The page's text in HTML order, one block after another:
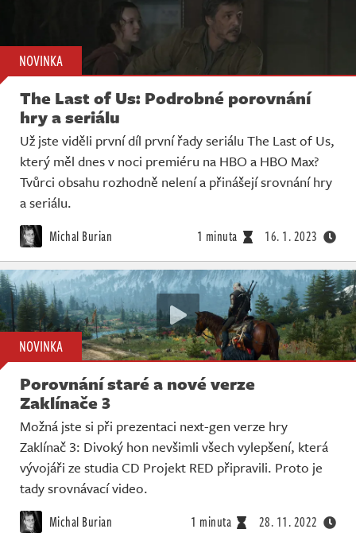
NOVINKA
The Last of Us: Podrobné porovnání
hry a seriálu
Už jste viděli první díl první řady seriálu The Last of Us,
který měl dnes v noci premiéru na HBO a HBO Max?
Tvůrci obsahu rozhodně nelení a přinášejí srovnání hry
a seriálu.
Michal Burian 1 minuta 16. 1. 2023
NOVINKA
Porovnání staré a nové verze
Zaklínače 3
Možná jste si při prezentaci next-gen verze hry
Zaklínač 3: Divoký hon nevšimli všech vylepšení, která
vývojáři ze studia CD Projekt RED připravili. Proto je
tady srovnávací video.
Michal Burian 1 minuta 28. 11. 2022